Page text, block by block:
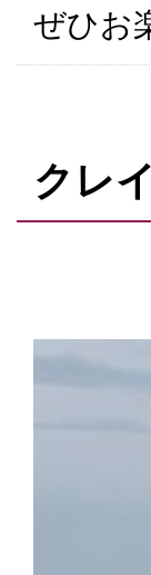
ぜひお
クレ